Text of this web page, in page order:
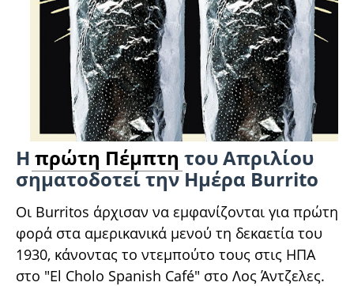
Η πρώτη Πέμπτη του Απριλίου
σηματοδοτεί την Ημέρα Burrito
Οι Burritos άρχισαν να εμφανίζονται για πρώτη
φορά στα αμερικανικά μενού τη δεκαετία του
1930, κάνοντας το ντεμπούτο τους στις ΗΠΑ
στο "El Cholo Spanish Café" στο Λος Άντζελες.